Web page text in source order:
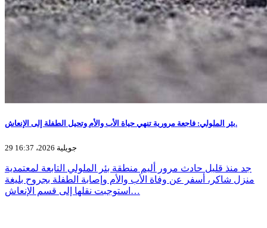
بئر الملولي: فاجعة مرورية تنهي حياة الأب والأم وتحيل الطفلة إلى الإنعاش.
29 جويلية 2026، 16:37
جد منذ قليل حادث مرور أليم منطقة بئر الملولي التابعة لمعتمدية
منزل شاكر، أسفر عن وفاة الأب والأم وإصابة الطفلة بجروح بليغة
استوجبت نقلها إلى قسم الإنعاش…